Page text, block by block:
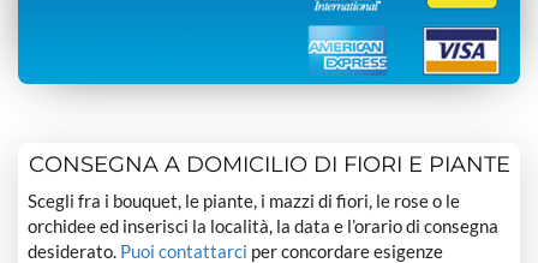
CONSEGNA A DOMICILIO DI FIORI E PIANTE
Scegli fra i bouquet, le piante, i mazzi di fiori, le rose o le
orchidee ed inserisci la località, la data e l’orario di consegna
desiderato. Puoi contattarci per concordare esigenze